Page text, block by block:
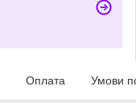
Оплата Умови